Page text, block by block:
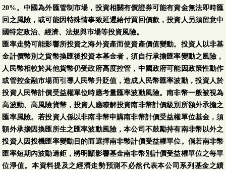
20%。中國為外匯管制市場，投資相關有價證券可能有資金無法即時匯
回之風險，或可能因特殊情事致延遲給付買回價款，投資人另須留意中
國特定政治、經濟、法規與巿場等投資風險。
匯率走勢可能影響所投資之海外資產而使資產價值變動。投資人以非基
金計價幣別之貨幣換匯後投資本基金者，須自行承擔匯率變動之風險，
人民幣相較於其他貨幣仍受政府高度控管，中國政府可能因政策性動作
或管控金融市場而引導人民幣升貶值，造成人民幣匯率波動，投資人於
投資人民幣計價受益權單位時應考量匯率波動風險。南非幣一般被視為
高波動、高風險貨幣，投資人應瞭解投資南非幣計價級別所額外承擔之
匯率風險。若投資人係以非南非幣申購南非幣計價受益權單位基金，須
額外承擔因換匯所生之匯率波動風險，本公司不鼓勵持有南非幣以外之
投資人因投機匯率變動目的而選擇南非幣計價受益權單位。倘若南非幣
匯率短期內波動過鉅，將明顯影響基金南非幣別計價受益權單位之每單
位淨值。本資料提及之經濟走勢預測不必然代表本公司系列基金之績